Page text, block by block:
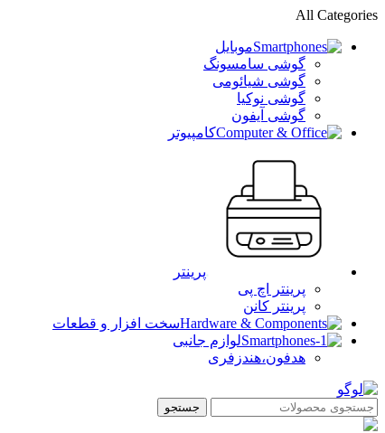
All Categories
موبایل
گوشی سامسونگ
گوشی شیائومی
گوشی نوکیا
گوشی آیفون
کامپیوتر
پرینتر
پرینتر اچ پی
پرینتر کانن
سخت افزار و قطعات
لوازم جانبی
هدفون،هندزفری
جستجو